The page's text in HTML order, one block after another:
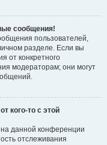
сообщения!
пользователей,
разделе. Если вы
от конкретного
модераторам; они могут
кого-то с этой
данной конференции
отслеживания